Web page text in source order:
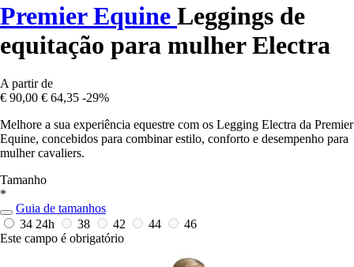
Premier Equine Leggings de
equitação para mulher Electra
A partir de
€ 90,00 € 64,35 -29%
Melhore a sua experiência equestre com os Legging Electra da Premier
Equine, concebidos para combinar estilo, conforto e desempenho para
mulher cavaliers.
Tamanho
*
Guia de tamanhos
34 24h 38 42 44
46
Este campo é obrigatório